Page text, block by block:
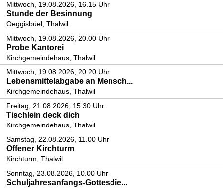
Mittwoch, 19.08.2026, 16.15 Uhr
Stunde der Besinnung
Oeggisbüel, Thalwil
Mittwoch, 19.08.2026, 20.00 Uhr
Probe Kantorei
Kirchgemeindehaus, Thalwil
Mittwoch, 19.08.2026, 20.20 Uhr
Lebensmittelabgabe an Mensch...
Kirchgemeindehaus, Thalwil
Freitag, 21.08.2026, 15.30 Uhr
Tischlein deck dich
Kirchgemeindehaus, Thalwil
Samstag, 22.08.2026, 11.00 Uhr
Offener Kirchturm
Kirchturm, Thalwil
Sonntag, 23.08.2026, 10.00 Uhr
Schuljahresanfangs-Gottesdie...